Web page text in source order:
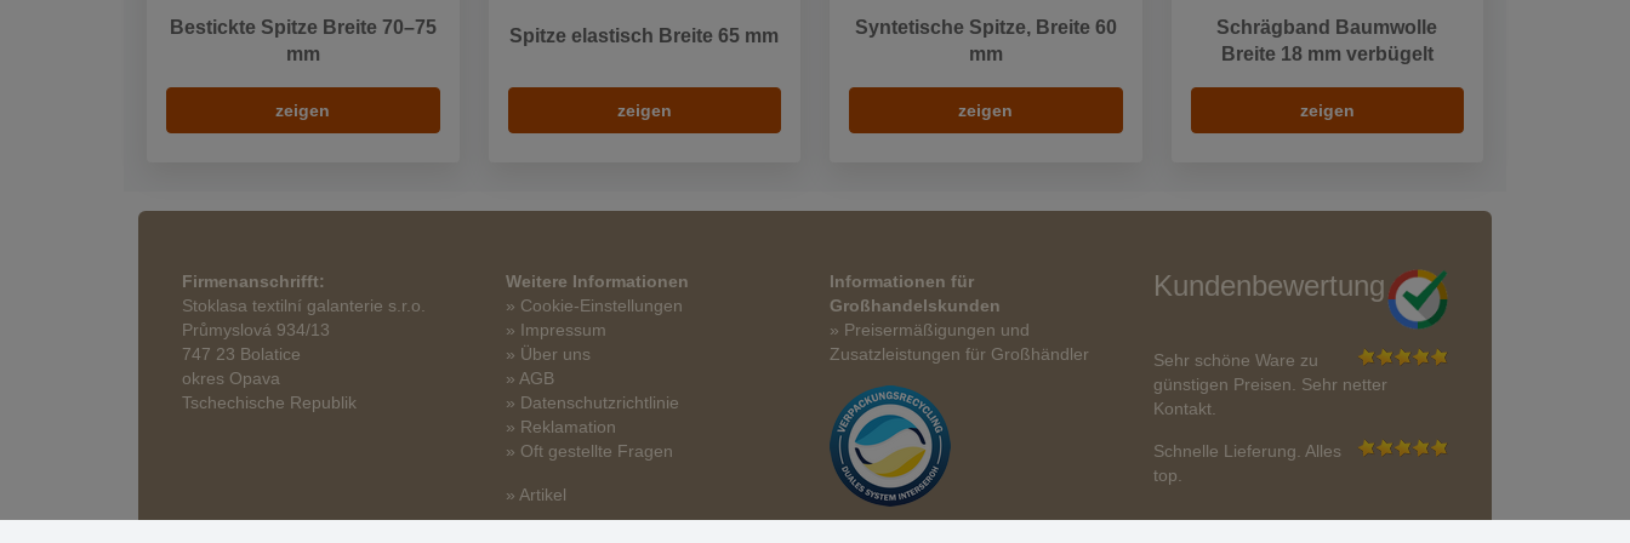
Bestickte Spitze Breite 70–75
mm
zeigen
Spitze elastisch Breite 65 mm
zeigen
Syntetische Spitze, Breite 60
mm
zeigen
Schrägband Baumwolle
Breite 18 mm verbügelt
zeigen
Firmenanschrifft:
Stoklasa textilní galanterie s.r.o.
Průmyslová 934/13
747 23 Bolatice
okres Opava
Tschechische Republik
Weitere Informationen
» Cookie-Einstellungen
» Impressum
» Über uns
» AGB
» Datenschutzrichtlinie
» Reklamation
» Oft gestellte Fragen
» Artikel
Informationen für
Großhandelskunden
» Preisermäßigungen und
Zusatzleistungen für Großhändler
Kundenbewertung
Sehr schöne Ware zu
günstigen Preisen. Sehr netter
Kontakt.
Schnelle Lieferung. Alles
top.